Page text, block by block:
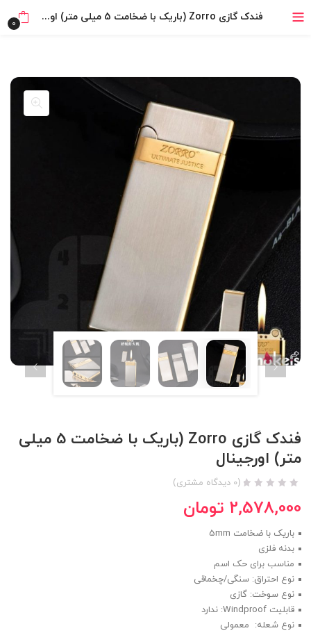
خرید قسطی با ترب‌پی فندک گازی Zorro (باریک با ضخامت 5 میلی متر) اورجینال 0
فندک گازی Zorro (باریک با ضخامت 5 میلی
متر) اورجینال
(
0 دیدگاه مشتری)
2,578,000 تومان
باریک با ضخامت 5mm
بدنه فلزی
مناسب برای حک اسم
نوع احتراق: سنگی/چخماقی
نوع سوخت: گازی
قابلیت Windproof: ندارد
نوع شعله: معمولی